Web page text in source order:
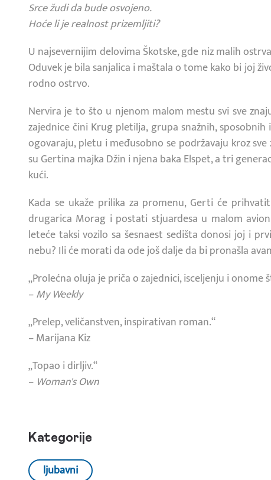
Srce žudi da bude osvojeno.
Hoće li je realnost prizemljiti?
U najsevernijim delovima Škotske, gde niz malih
Oduvek je bila sanjalica i maštala o tome kako bi joj
rodno ostrvo.
Nervira je to što u njenom malom mestu svi sve
zajednice čini Krug pletilja, grupa snažnih,
ogovaraju, pletu i međusobno se podržavaju kroz
su Gertina majka Džin i njena baka Elspet, a tri
kući.
Kada se ukaže prilika za promenu, Gerti će
drugarica Morag i postati stjuardesa u malom
leteće taksi vozilo sa šesnaest sedišta donosi joj i
nebu? Ili će morati da ode još dalje da bi pronašla
„Prolećna oluja je priča o zajednici, isceljenju i
–My Weekly
„Prelep, veličanstven, inspirativan roman.“
– Marijana Kiz
„Topao i dirljiv.“
– Woman's Own
Kategorije
ljubavni